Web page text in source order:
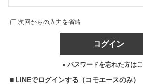
次回からの入力を省略
ログイン
» パスワードを忘れた方は
■ LINEでログインする（コモエースのみ）